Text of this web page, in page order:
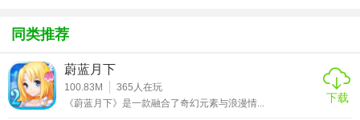
1、游戏上线即为超级无限刀，自动拾取，自动回收，自动分
解，简直就是懒人的天堂!
2、玩家在线还能够享受欢乐的对战时光，千人竞技的场面，
没有任何的限制。
同类推荐
蔚蓝月下
100.83M 365 人在玩
《蔚蓝月下》是一款融合了奇幻元素与浪漫情...
下载